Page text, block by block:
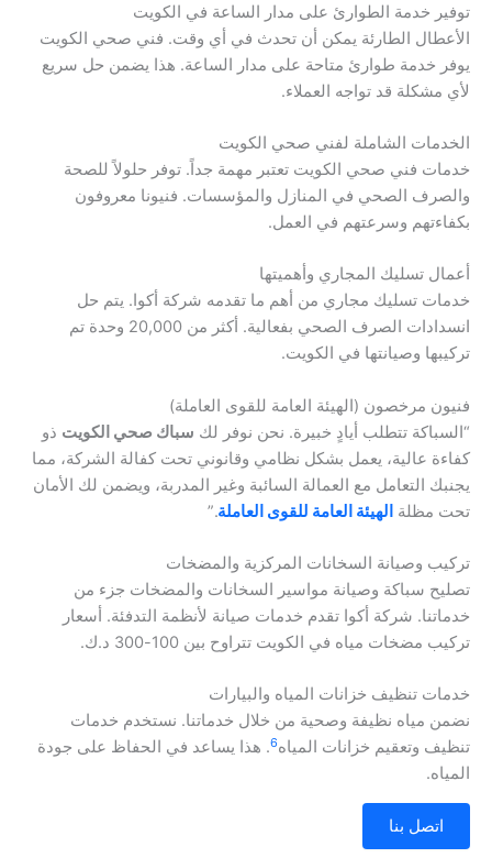
توفير خدمة الطوارئ على مدار الساعة في الكويت
الأعطال الطارئة يمكن أن تحدث في أي وقت. فني صحي الكويت
يوفر خدمة طوارئ متاحة على مدار الساعة. هذا يضمن حل سريع
لأي مشكلة قد تواجه العملاء.
الخدمات الشاملة لفني صحي الكويت
خدمات فني صحي الكويت تعتبر مهمة جداً. توفر حلولاً للصحة
والصرف الصحي في المنازل والمؤسسات. فنيونا معروفون
بكفاءتهم وسرعتهم في العمل.
أعمال تسليك المجاري وأهميتها
خدمات تسليك مجاري من أهم ما تقدمه شركة أكوا. يتم حل
انسدادات الصرف الصحي بفعالية. أكثر من 20,000 وحدة تم
تركيبها وصيانتها في الكويت.
فنيون مرخصون (الهيئة العامة للقوى العاملة)
“السباكة تتطلب أيادٍ خبيرة. نحن نوفر لك سباك صحي الكويت ذو
كفاءة عالية، يعمل بشكل نظامي وقانوني تحت كفالة الشركة، مما
يجنبك التعامل مع العمالة السائبة وغير المدربة، ويضمن لك الأمان
تحت مظلة الهيئة العامة للقوى العاملة.”
تركيب وصيانة السخانات المركزية والمضخات
تصليح سباكة وصيانة مواسير السخانات والمضخات جزء من
خدماتنا. شركة أكوا تقدم خدمات صيانة لأنظمة التدفئة. أسعار
تركيب مضخات مياه في الكويت تتراوح بين 100-300 د.ك.
خدمات تنظيف خزانات المياه والبيارات
نضمن مياه نظيفة وصحية من خلال خدماتنا. نستخدم خدمات
تنظيف وتعقيم خزانات المياه6. هذا يساعد في الحفاظ على جودة
المياه.
اتصل بنا